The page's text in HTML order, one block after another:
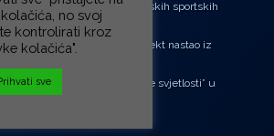
ni pravice’ na Aleji hrvatskih sportskih
– složi svoju priču”, projekt nastao iz
6. Likovnu koloniju „Buđenje svjetlosti” u
no svoj
kontrolirati kroz
kolačića".
sve